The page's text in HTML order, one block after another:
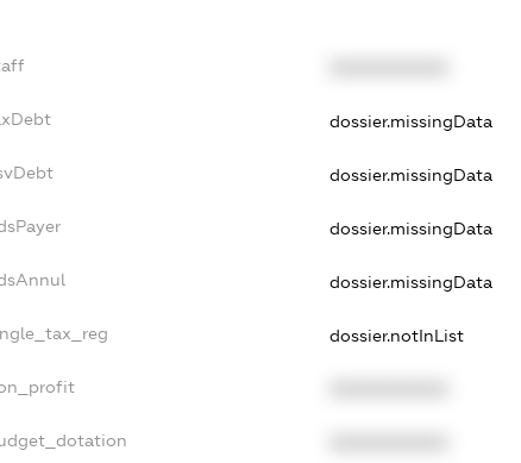
dossier.missingData
dossier.missingData
dossier.missingData
dossier.missingData
dossier.notInList